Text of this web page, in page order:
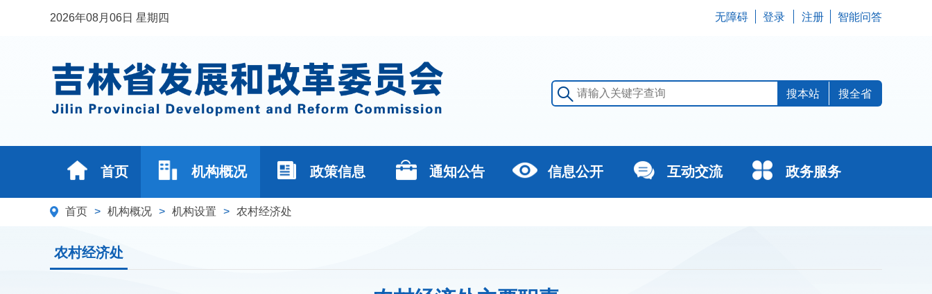
2026年08月06日 星期四 无障碍 登录 注册 智能问答
搜全省
首页 机构概况 政策信息 通知公告 信息公开 互动交流 政务服务
首页 > 机构概况 > 机构设置 > 农村经济处
农村经济处